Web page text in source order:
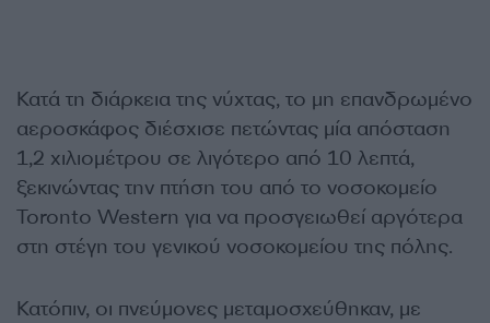
Κατά τη διάρκεια της νύχτας, το μη επανδρωμένο
αεροσκάφος διέσχισε πετώντας μία απόσταση
1,2 χιλιομέτρου σε λιγότερο από 10 λεπτά,
ξεκινώντας την πτήση του από το νοσοκομείο
Toronto Western για να προσγειωθεί αργότερα
στη στέγη του γενικού νοσοκομείου της πόλης.
Κατόπιν, οι πνεύμονες μεταμοσχεύθηκαν, με